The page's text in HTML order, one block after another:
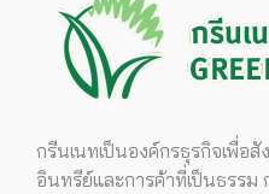
กรีนเนทเป็นองค์กรธุรกิจเพื่อ
อินทรีย์และการค้าที่เป็นธรร